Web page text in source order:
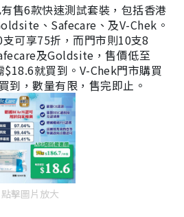
售6款快速測試套裝，包括香港
、Safecare、及V-Chek。
可享75折，而門市則10支8
及Goldsite，售價低至
就買到。V-Chek門市購買
到，數量有限，售完即止。
點擊圖片放大